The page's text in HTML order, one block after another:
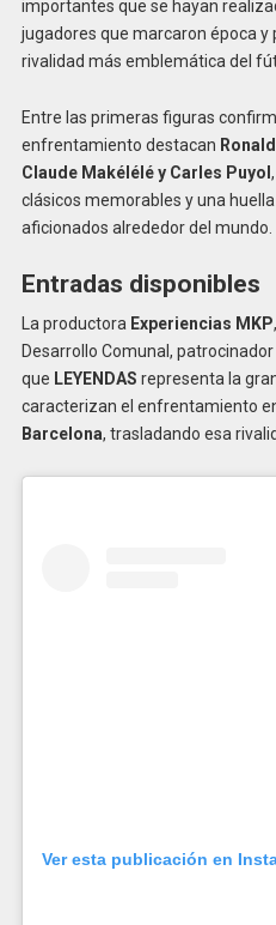
importantes que se hayan
jugadores que marcaron época
rivalidad más emblemática del
Entre las primeras figuras
enfrentamiento destacan
Claude Makélélé y Carles Puyol
clásicos memorables y una
aficionados alrededor del mundo.
Entradas disponibles
La productora Experiencias MKP
Desarrollo Comunal,
que LEYENDAS representa la
caracterizan el enfrentamiento
Barcelona, trasladando esa
Ver esta publicación en